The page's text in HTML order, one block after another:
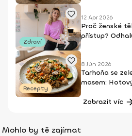
Zdraví
12 Apr 2026
Proč ženské
přístup?
Recepty
8 Jún 2026
Tarhoňa se
masem:
Zobrazit víc
Mohlo by tě zajímat